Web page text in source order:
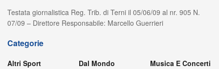
Testata giornalistica Reg. Trib. di Terni il 05/06/09 al nr. 905 N.
07/09 – Direttore Responsabile: Marcello Guerrieri
Categorie
Altri Sport
Dal Mondo
Musica E Concerti